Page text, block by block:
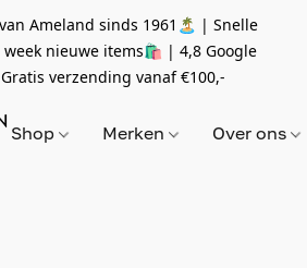
Ameland sinds 1961🏝 | Snelle
nieuwe items🛍 | 4,8 Google
verzending vanaf€100,-
Shop Merken Over ons